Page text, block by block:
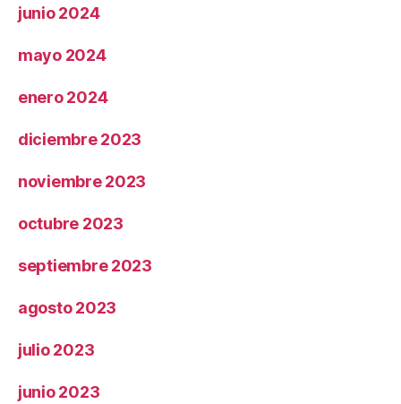
junio 2024
mayo 2024
enero 2024
diciembre 2023
noviembre 2023
octubre 2023
septiembre 2023
agosto 2023
julio 2023
junio 2023